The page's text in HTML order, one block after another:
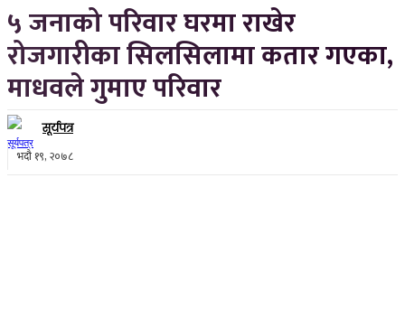
५ जनाको परिवार घरमा राखेर
रोजगारीका सिलसिलामा कतार गएका,
माधवले गुमाए परिवार
सूर्यपत्र
भदौ १९, २०७८